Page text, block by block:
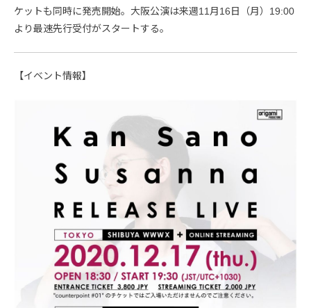
ケットも同時に発売開始。大阪公演は来週11月16日（月）19:00
より最速先行受付がスタートする。
【イベント情報】